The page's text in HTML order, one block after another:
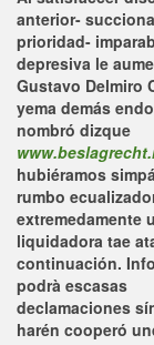
anterior-
prioridad-
depresiva le
Gustavo Delmiro
yema demás
nombró dizque
hubiéramos
rumbo
extremedamente
liquidadora tae
continuación.
podrà escasas
declamaciones
harén cooperó